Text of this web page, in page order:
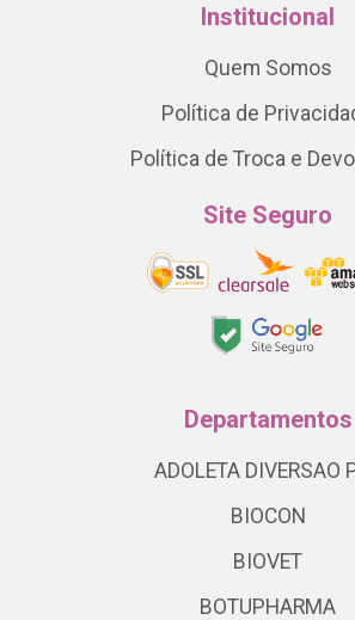
Institucional
Quem Somos
Política de
Política de Troca e
Site Seguro
Departamentos
ADOLETA DIVERSAO
BIOCON
BIOVET
BOTUPHARMA